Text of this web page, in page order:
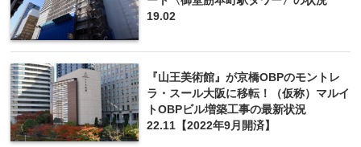
19.02
『山王美術館』が京橋OBPのモントレ
ラ・スール大阪に移転！（仮称）マルイ
トOBPビル増築工事の最新状況
22.11【2022年9月開済】